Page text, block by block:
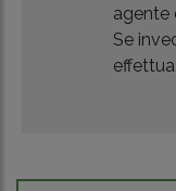
agente
Se